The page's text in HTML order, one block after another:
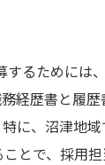
するためには
経歴書と履
に、沼津地
とで、採用